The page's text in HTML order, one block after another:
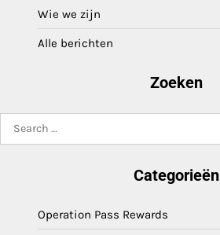
Wie we zijn
Alle berichten
Zoeken
Categorieën
Operation Pass Rewards